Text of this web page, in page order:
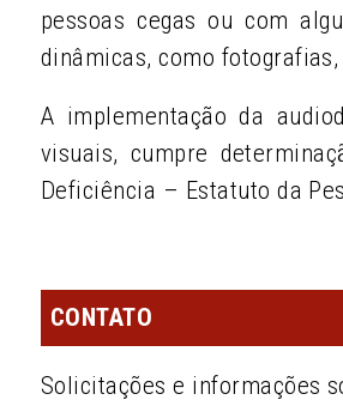
pessoas cegas ou com
dinâmicas, como
A implementação da
visuais, cumpre
Deficiência – Estatuto da
CONTATO
Solicitações e informações